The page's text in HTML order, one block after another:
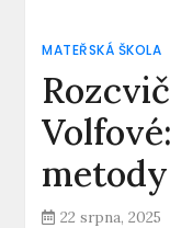
MATEŘSKÁ ŠKOLA
22 srpna, 2025